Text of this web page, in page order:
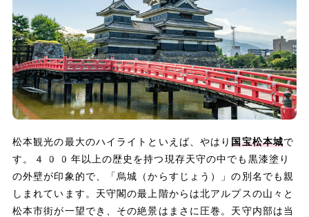
松本観光の最大のハイライトといえば、やはり国宝松本城で
す。400年以上の歴史を持つ現存天守の中でも黒漆塗り
の外壁が印象的で、「烏城（からすじょう）」の別名でも親
しまれています。天守閣の最上階からは北アルプスの山々と
松本市街が一望でき、その絶景はまさに圧巻。天守内部は当